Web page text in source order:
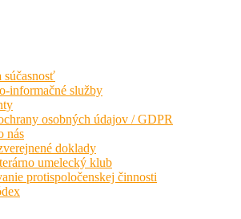
súčasnosť
informačné služby
osobných údajov / GDPR
nás
doklady
umelecký klub
protispoločenskej činnosti